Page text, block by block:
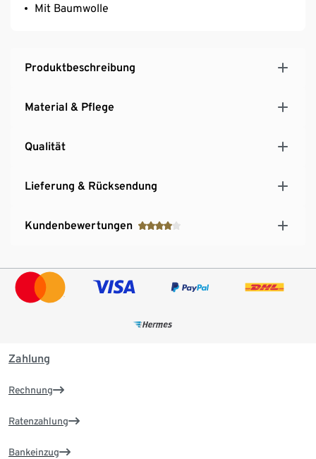
Mit Baumwolle
Produktbeschreibung
Material & Pflege
Qualität
Lieferung & Rücksendung
Kundenbewertungen
Zahlung
Rechnung
Ratenzahlung
Bankeinzug